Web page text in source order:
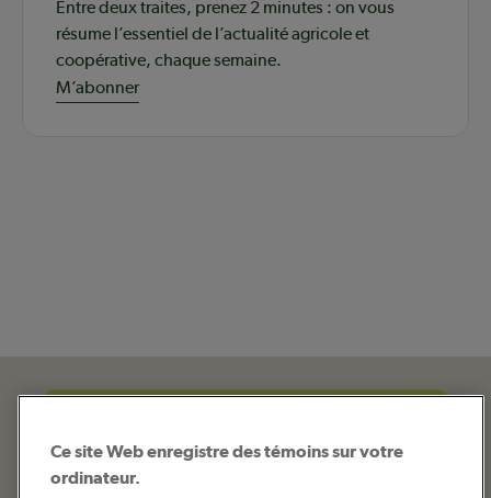
Entre deux traites, prenez 2 minutes : on vous
résume l’essentiel de l’actualité agricole et
coopérative, chaque semaine.
M’abonner
Ce site Web enregistre des témoins sur votre
ordinateur.